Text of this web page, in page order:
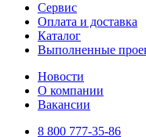
Сервис
Оплата и доставка
Каталог
Выполненные
Новости
О компании
Вакансии
8 800 777-35-86